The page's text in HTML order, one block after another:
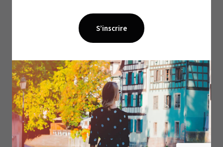
permettent de rythmer la randonnée et de
permettre aux enfants de se repérer dans le temps
et dans l’espace. Si vous ne leur racontez pas que le
plus difficile de les motiver pour retourner à la
voiture…